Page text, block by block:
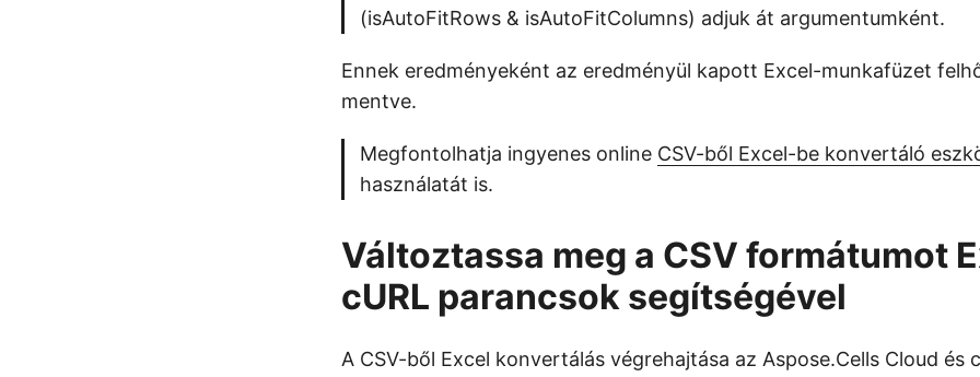
(isAutoFitRows & isAutoFitColumns) adjuk át argumentumként.
Ennek eredményeként az eredményül kapott Excel-munkafüzet
mentve.
Megfontolhatja ingyenes online CSV-ből Excel-be konvertáló
használatát is.
Változtassa meg a CSV formátumot
cURL parancsok segítségével
A CSV-ből Excel konvertálás végrehajtása az Aspose.Cells Cloud és